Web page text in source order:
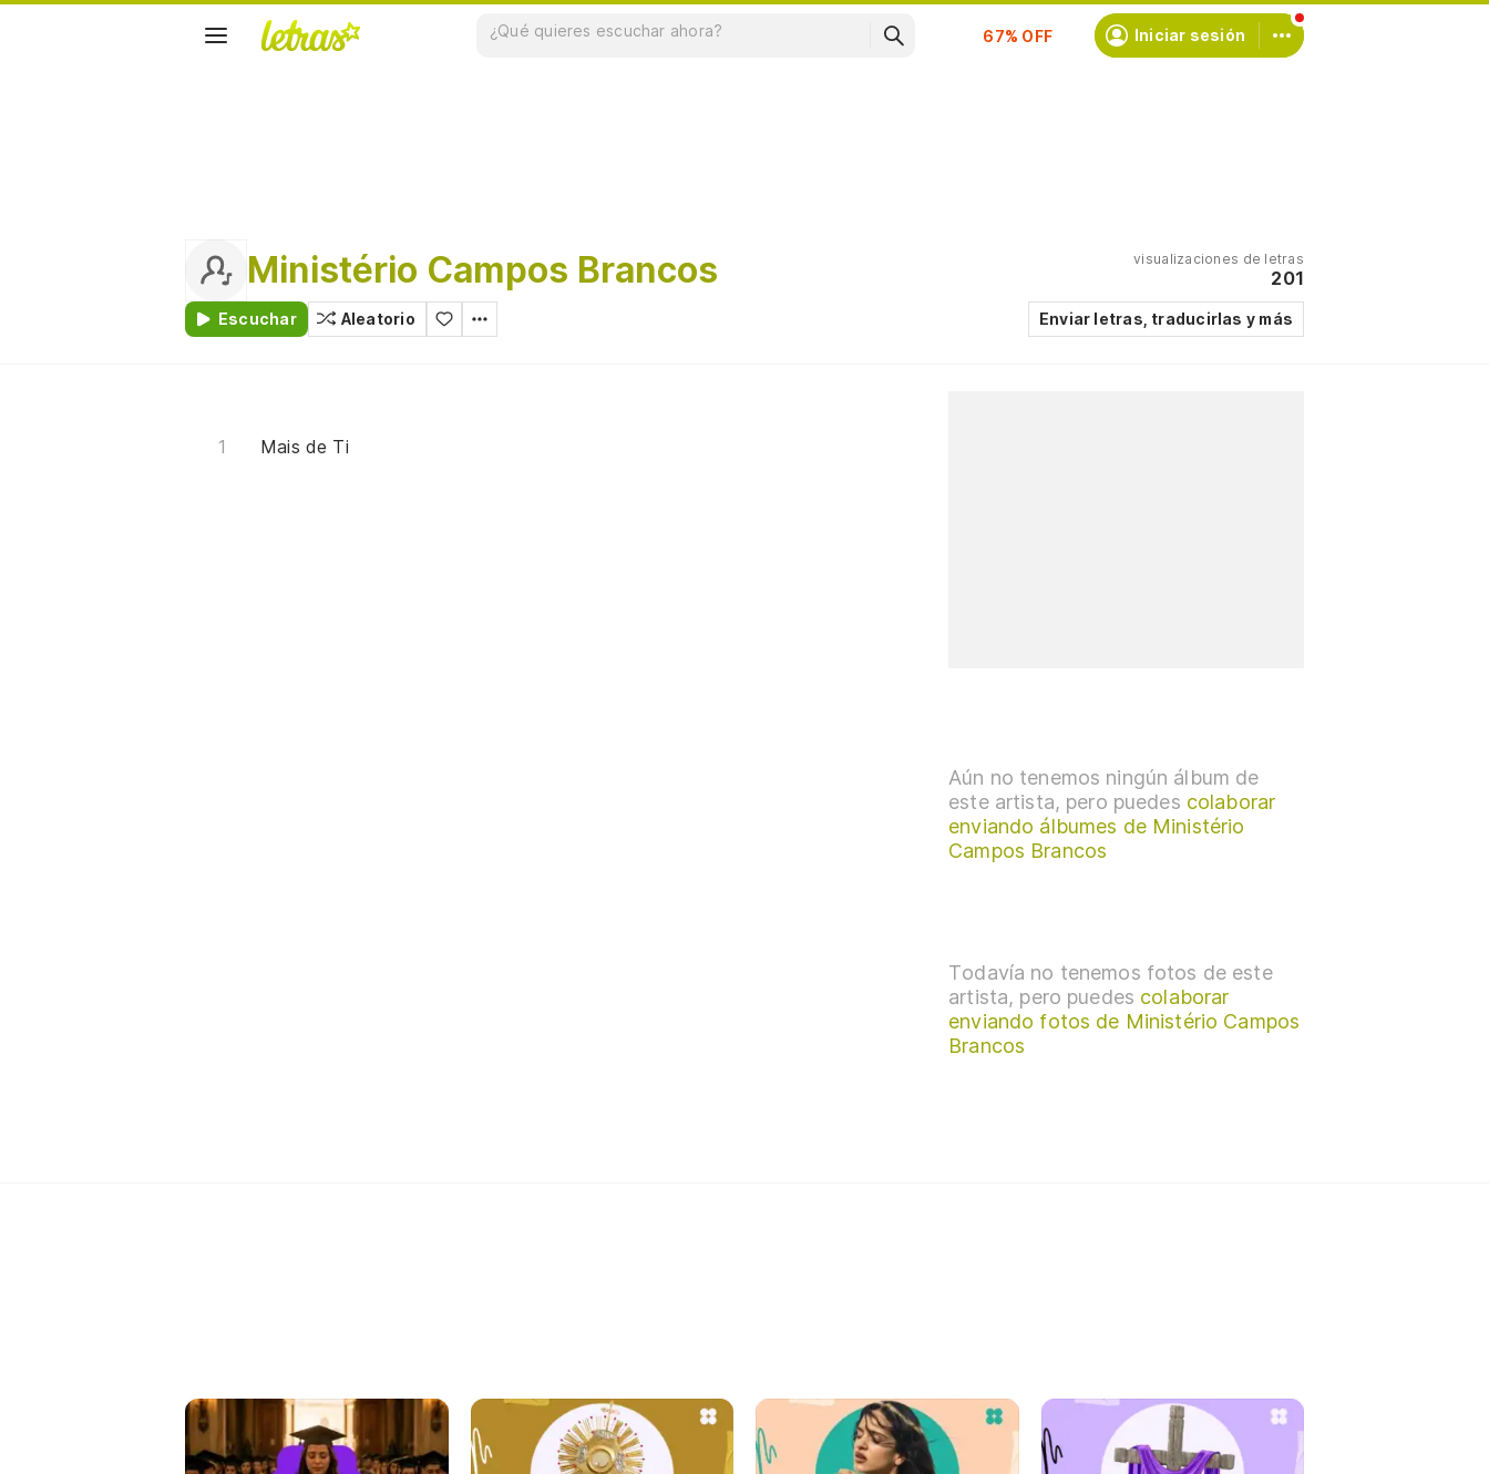
Suscríbete Iniciar sesión
Ministério Campos Brancos
Escuchar Aleatorio
visualizaciones de letras
201
Enviar letras, traducirlas y más
Mais de Ti
Aún no tenemos ningún álbum de
este artista, pero puedes colaborar
enviando álbumes de Ministério
Campos Brancos
Todavía no tenemos fotos de este
artista, pero puedes colaborar
enviando fotos de Ministério Campos
Brancos